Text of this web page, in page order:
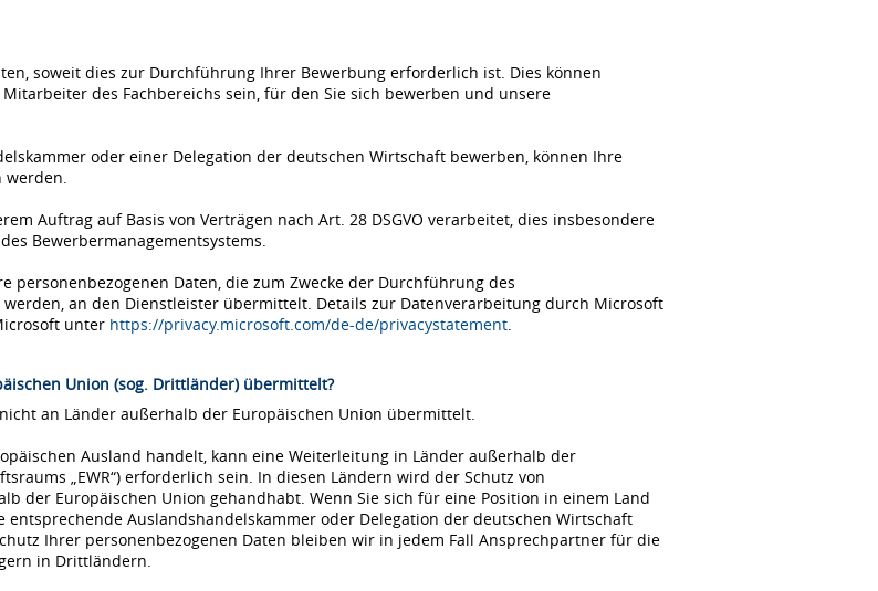
soweit dies zur Durchführung Ihrer Bewerbung erforderlich ist. Dies können
des Fachbereichs sein, für den Sie sich bewerben und unsere
oder einer Delegation der deutschen Wirtschaft bewerben, können Ihre
werden.
Auftrag auf Basis von Verträgen nach Art. 28 DSGVO verarbeitet, dies insbesondere
Bewerbermanagementsystems.
personenbezogenen Daten, die zum Zwecke der Durchführung des
an den Dienstleister übermittelt. Details zur Datenverarbeitung durch Microsoft
unter https://privacy.microsoft.com/de-de/privacystatement.
Union (sog. Drittländer) übermittelt?
an Länder außerhalb der Europäischen Union übermittelt.
Ausland handelt, kann eine Weiterleitung in Länder außerhalb der
„EWR“) erforderlich sein. In diesen Ländern wird der Schutz von
der Europäischen Union gehandhabt. Wenn Sie sich für eine Position in einem Land
Auslandshandelskammer oder Delegation der deutschen Wirtschaft
Ihrer personenbezogenen Daten bleiben wir in jedem Fall Ansprechpartner für die
in Drittländern.